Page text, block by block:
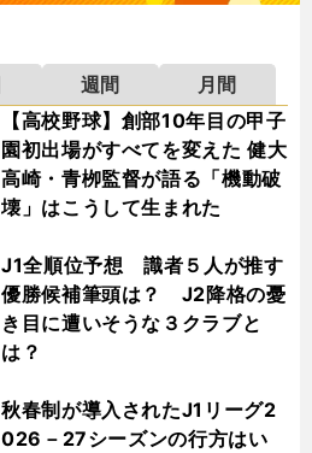
週間
月間
【高校野球】創部10年目の甲子
園初出場がすべてを変えた 健大
高崎・青栁監督が語る「機動破
壊」はこうして生まれた
J1全順位予想 識者５人が推す
優勝候補筆頭は？ J2降格の憂
き目に遭いそうな３クラブと
は？
秋春制が導入されたJ1リーグ2
026－27シーズンの行方はい